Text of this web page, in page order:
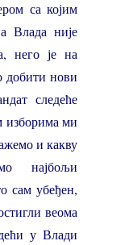
са којим
Влада није
него је на
добити нови
следеће
изборима ми
и какву
најбољи
сам убеђен,
веома
у Влади